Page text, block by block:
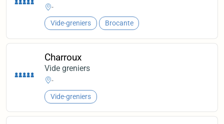
-
Vide-greniers Brocante
Charroux
Vide greniers
-
Vide-greniers